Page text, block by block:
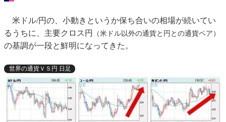
米ドル/円の、小動きというか保ち合いの相場が続いてい
るうちに、主要クロス円
（米ドル以外の通貨と円との通貨ペア）
の基調が一段と鮮明になってきた。
世界の通貨ＶＳ円 日足